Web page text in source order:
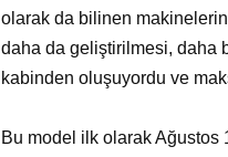
olarak da bilinen makinelerin
daha da geliştirilmesi, daha
kabinden oluşuyordu ve
Bu model ilk olarak Ağustos